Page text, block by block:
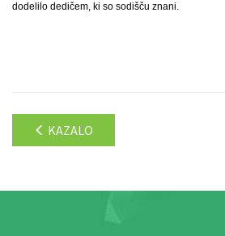
dodelilo dedičem, ki so sodišču znani.
KAZALO